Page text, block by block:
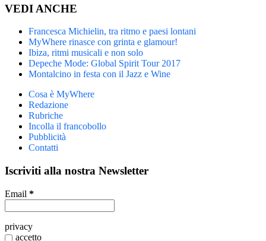
VEDI ANCHE
Francesca Michielin, tra ritmo e paesi lontani
MyWhere rinasce con grinta e glamour!
Ibiza, ritmi musicali e non solo
Depeche Mode: Global Spirit Tour 2017
Montalcino in festa con il Jazz e Wine
Cosa è MyWhere
Redazione
Rubriche
Incolla il francobollo
Pubblicità
Contatti
Iscriviti alla nostra Newsletter
Email *
privacy
accetto